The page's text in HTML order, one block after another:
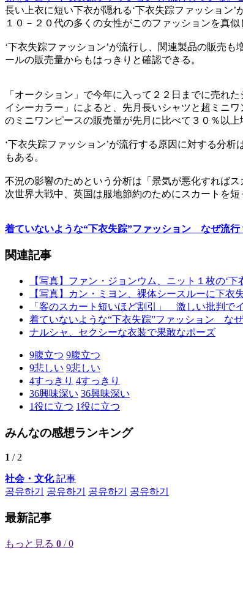
長い上衣に短い下衣が隠れる‘下衣失踪ファッション
１０－２０代の多くの女性がこのファッションを真似
‘下衣失踪ファッション’が流行し、関連製品の販売
ールの販売量からもはっきりと確認できる。
「オークション」で今年に入って２２日までに売れ
イシーカラー」によると、先月長いシャツと超ミニ
のミニワンピースの販売量が先月に比べて３０％以上
‘下衣失踪ファッション’が流行する原因に対する分
もある。
不況の影響のためという分析は「景気が悪化すれば
次世界大戦中、英国は服地節約のためにスカートを
着ていないような“下衣失踪”ファッション なぜ流行
関連記事
【写真】ファン・ジョンウム、ニット１枚の‘下
【写真】カン・ミヨン、裸体シースルーに下衣
「客のスカート短いほど割引」 激しい批判で
着ていないような“下衣失踪”ファッション なぜ
ナルシャ、セクシーな衣装で果敢なポーズ
9腹立つ 9腹立つ
9悲しい 9悲しい
4すっきり 4すっきり
36興味深い 36興味深い
1役に立つ 1役に立つ
みんなの感想ランキング
1 / 2
社会・文化記事
공유하기
공유하기 공유하기 공유하기
最新記事
もっと見る 0 / 0